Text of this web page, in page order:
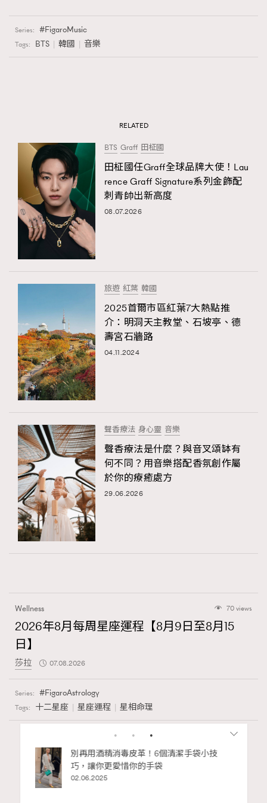
Series: FigaroMusic
Tags: BTS 韓國 音樂
RELATED
BTS Graff 田柾國
田柾國任Graff全球品牌大使！Lau
rence Graff Signature系列金飾配
刺青帥出新高度
08.07.2026
旅遊 紅葉 韓國
2025首爾市區紅葉7大熱點推
介：明洞天主教堂、石坡亭、德
壽宮石牆路
04.11.2024
聲香療法 身心靈 音樂
聲香療法是什麼？與音叉頌缽有
何不同？用音樂搭配香氛創作屬
於你的療癒處方
29.06.2026
Wellness 70 views
2026年8月每周星座運程【8月9日至8月15
日】
莎拉 07.08.2026
Series: FigaroAstrology
Tags: 十二星座 星座運程 星相命理